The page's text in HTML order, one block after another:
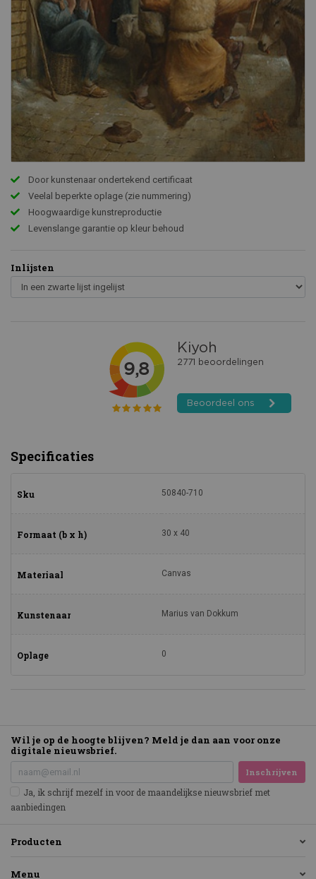
Door kunstenaar ondertekend certificaat
Veelal beperkte oplage (zie nummering)
Hoogwaardige kunstreproductie
Levenslange garantie op kleur behoud
Inlijsten
Specificaties
Sku 50840-710
Formaat (b x h) 30 x 40
Materiaal Canvas
Kunstenaar Marius van Dokkum
Oplage 0
Wil je op de hoogte blijven? Meld je dan aan voor onze
digitale nieuwsbrief.
Inschrijven
Ja, ik schrijf mezelf in voor de maandelijkse nieuwsbrief met
aanbiedingen
Producten
Menu